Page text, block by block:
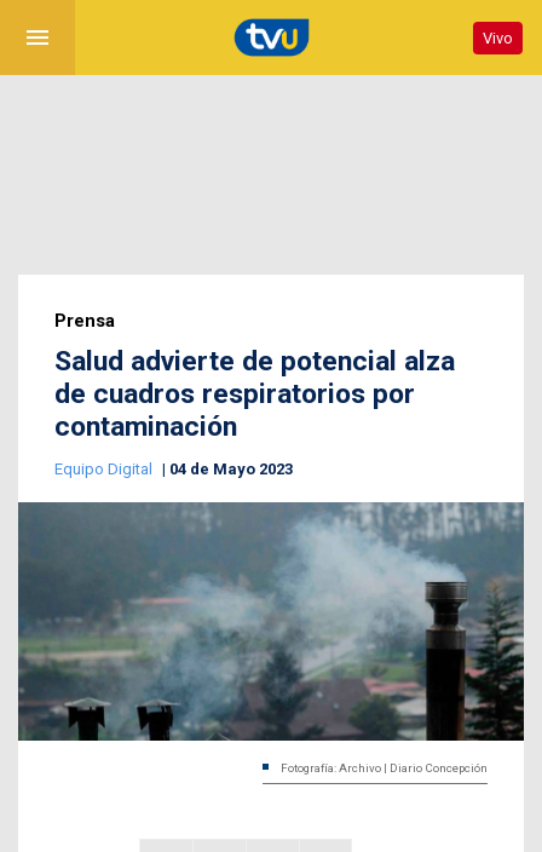
menu Vivo
Prensa
Salud advierte de potencial alza
de cuadros respiratorios por
contaminación
Equipo Digital 04 de Mayo 2023
Fotografía: Archivo | Diario Concepción